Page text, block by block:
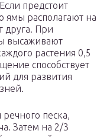
предстоит
ямы располагают на
друга. При
высаживают
растения 0,5
способствует
для развития
песка,
Затем на 2/3